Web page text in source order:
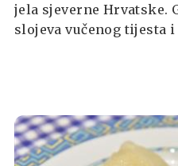
jela sjeverne Hrvatske.
slojeva vučenog tijesta